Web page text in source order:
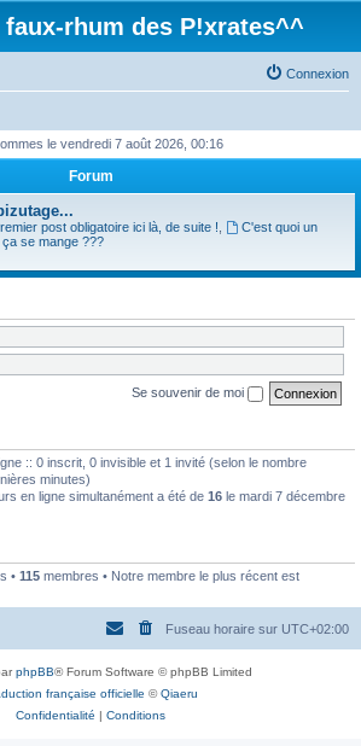
rhum des P!xrates^^
Connexion
le vendredi 7 août 2026, 00:16
Forum
post obligatoire ici là, de suite !
C'est quoi un
se mange ???
Se souvenir de moi
:: 0 inscrit, 0 invisible et 1 invité (selon le nombre
minutes)
en ligne simultanément a été de 16 le mardi 7 décembre
• 115 membres • Notre membre le plus récent est
Fuseau horaire sur UTC+02:00
phpBB® Forum Software © phpBB Limited
française officielle ©Qiaeru
Confidentialité | Conditions